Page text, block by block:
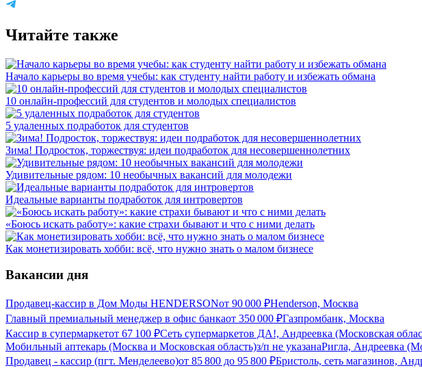
Читайте также
Начало карьеры во время учебы: как студенту найти работу и избежать обмана
10 онлайн-профессий для студентов и молодых специалистов
5 удаленных подработок для студентов
Зима! Подросток, торжествуя: идеи подработок для несовершеннолетних
Удивительные рядом: 10 необычных вакансий для молодежи
Идеальные варианты подработок для интровертов
«Боюсь искать работу»: какие страхи бывают и что с ними делать
Как монетизировать хобби: всё, что нужно знать о малом бизнесе
Вакансии дня
Продавец-кассир в Дом Моды HENDERSONот 90 000 ₽Henderson, Москва
Главный премиальный менеджер в офис банкаот 350 000 ₽Газпромбанк, Москва
Кассир в супермаркетот 67 100 ₽Сеть супермаркетов ДА!, Андреевка (Московская
Мобильный аптекарь (Москва и Московская область)з/п не указанаРигла, Андреевка
Продавец - кассир (пгт. Менделеево)от 85 800 до 95 800 ₽Бристоль, сеть магазинов,